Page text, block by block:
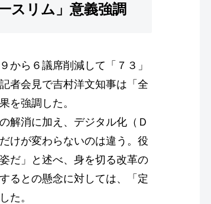
スリム」意義強調
ら６議席削減して「７３」
者会見で吉村洋文知事は「全
を強調した。
解消に加え、デジタル化（Ｄ
けが変わらないのは違う。役
だ」と述べ、身を切る改革の
るとの懸念に対しては、「定
した。